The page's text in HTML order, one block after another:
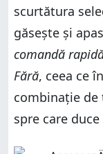
scurtătura
găsește și
comandă
Fără, ceea ce
combinație de
spre care